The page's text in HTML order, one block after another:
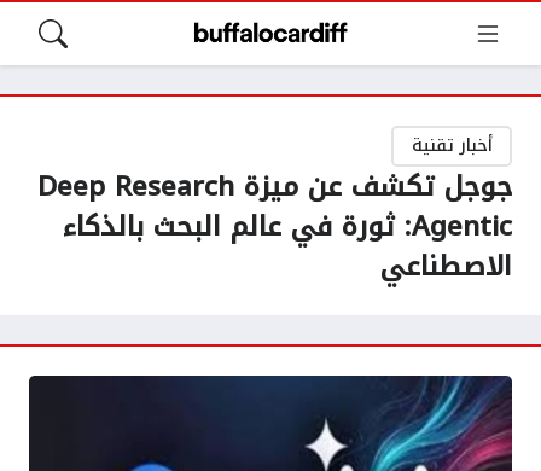
أخبار تقنية
جوجل تكشف عن ميزة Deep Research
Agentic: ثورة في عالم البحث بالذكاء
الاصطناعي